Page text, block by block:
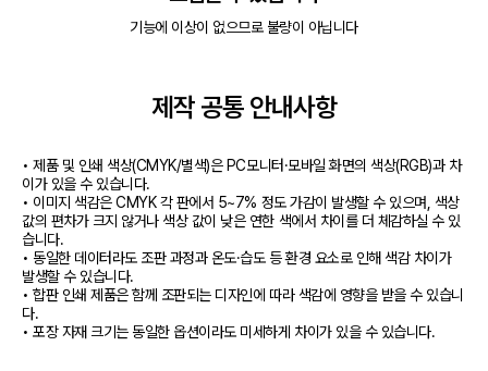
기능에 이상이 없으므로 불량이 아닙니다
제작 공통 안내사항
• 제품 및 인쇄 색상(CMYK/별색)은 PC모니터·모바일 화면의 색상(RGB)과 차
이가 있을 수 있습니다.
• 이미지 색감은 CMYK 각 판에서 5~7% 정도 가감이 발생할 수 있으며, 색상
값의 편차가 크지 않거나 색상 값이 낮은 연한 색에서 차이를 더 체감하실 수 있
습니다.
• 동일한 데이터라도 조판 과정과 온도·습도 등 환경 요소로 인해 색감 차이가
발생할 수 있습니다.
• 합판 인쇄 제품은 함께 조판되는 디자인에 따라 색감에 영향을 받을 수 있습니
다.
• 포장 자재 크기는 동일한 옵션이라도 미세하게 차이가 있을 수 있습니다.